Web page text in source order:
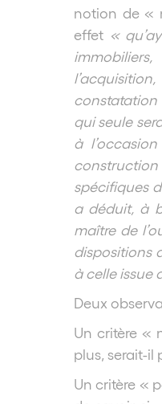
notion de «
effet «
constatation
qui seule
à
construction
spécifiques
a déduit, à
maître de
dispositions
à celle issue
Deux
Un critère «
plus, serait-il
Un critère «